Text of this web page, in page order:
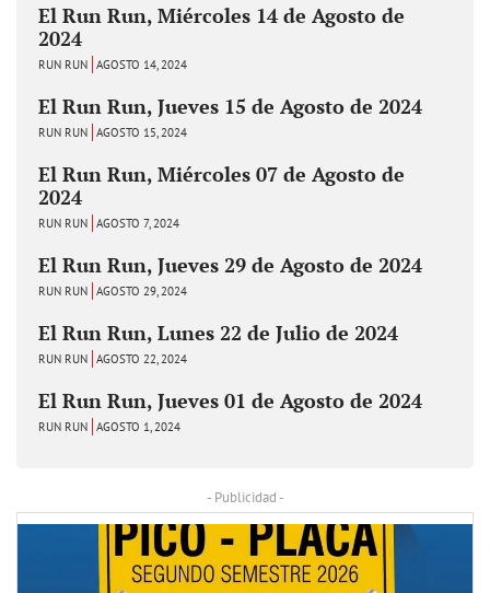
El Run Run, Miércoles 14 de Agosto de
2024
RUN RUN AGOSTO 14, 2024
El Run Run, Jueves 15 de Agosto de 2024
RUN RUN AGOSTO 15, 2024
El Run Run, Miércoles 07 de Agosto de
2024
RUN RUN AGOSTO 7, 2024
El Run Run, Jueves 29 de Agosto de 2024
RUN RUN AGOSTO 29, 2024
El Run Run, Lunes 22 de Julio de 2024
RUN RUN AGOSTO 22, 2024
El Run Run, Jueves 01 de Agosto de 2024
RUN RUN AGOSTO 1, 2024
- Publicidad -